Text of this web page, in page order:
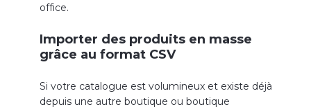
office.
Importer des produits en masse
grâce au format CSV
Si votre catalogue est volumineux et existe déjà
depuis une autre boutique ou boutique